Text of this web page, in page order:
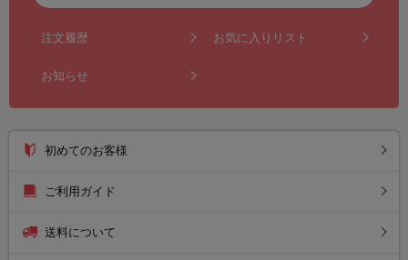
注文履歴 お気に入りリスト
お知らせ
初めてのお客様
ご利用ガイド
送料について